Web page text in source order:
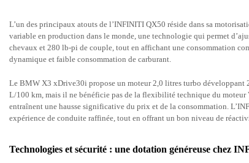
L’un des principaux atouts de l’INFINITI QX50 réside dans sa
variable en production dans le monde, une technologie qui permet
chevaux et 280 lb-pi de couple, tout en affichant une consommation
dynamique et faible consommation de carburant.
Le BMW X3 xDrive30i propose un moteur 2,0 litres turbo développant
L/100 km, mais il ne bénéficie pas de la flexibilité technique du moteur
entraînent une hausse significative du prix et de la consommation.
expérience de conduite raffinée, tout en offrant un bon niveau de
Technologies et sécurité : une dotation généreuse chez